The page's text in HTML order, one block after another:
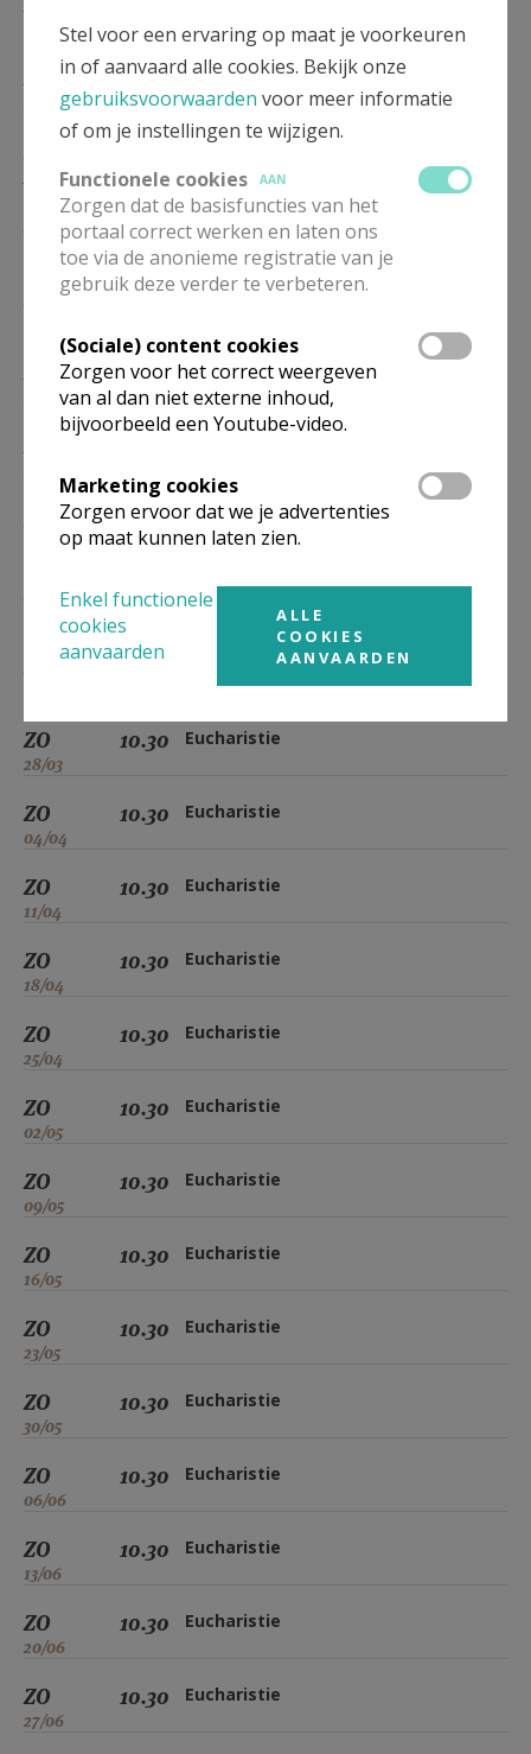
17/01
24/01
10.30 Eucharistie
Eucharistie
07/02
10.30 Eucharistie
10.30 Eucharistie
21/02
10.30 Eucharistie
07/03
10.30 Eucharistie
14/03
10.30 Eucharistie
10.30 Eucharistie
ZO
28/03
10.30 Eucharistie
ZO
04/04
10.30 Eucharistie
ZO
11/04
10.30 Eucharistie
ZO
18/04
10.30 Eucharistie
ZO
25/04
10.30 Eucharistie
ZO
02/05
10.30 Eucharistie
ZO
09/05
10.30 Eucharistie
ZO
16/05
10.30 Eucharistie
ZO
23/05
10.30 Eucharistie
ZO
30/05
10.30 Eucharistie
ZO
06/06
10.30 Eucharistie
ZO
13/06
10.30 Eucharistie
ZO
20/06
10.30 Eucharistie
ZO
27/06
10.30 Eucharistie
Stel voor een ervaring op maat je voorkeuren
in of aanvaard alle cookies. Bekijk onze
gebruiksvoorwaarden voor meer informatie
of om je instellingen te wijzigen.
Functionele cookies
AAN
Zorgen dat de basisfuncties van het
portaal correct werken en laten ons
toe via de anonieme registratie van je
gebruik deze verder te verbeteren.
(Sociale) content cookies
Zorgen voor het correct weergeven
van al dan niet externe inhoud,
bijvoorbeeld een Youtube-video.
Marketing cookies
Zorgen ervoor dat we je advertenties
op maat kunnen laten zien.
Enkel functionele
cookies
aanvaarden
ALLE
COOKIES
AANVAARDEN